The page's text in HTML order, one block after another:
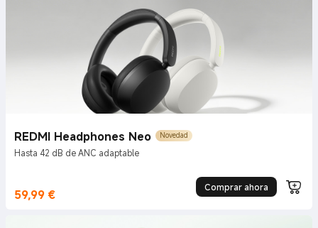
REDMI Headphones Neo Novedad
Hasta 42 dB de ANC adaptable
59,99 €
Current Price €59.99
Comprar ahora